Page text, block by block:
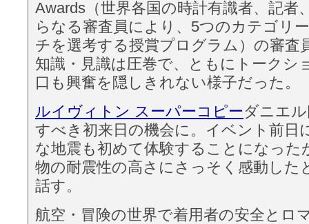
Awards（世界各国の時計有識者、記者
らなる審査員により、5つのカテゴリ
チを選考する授賞プログラム）の審査
知識・見識は圧巻で、ともにトークシ
口も興奮を隠しきれない様子だった。
ルイヴィトン スーパーコピーダニエ
すべき初来日の機会に。イベント前日
な地震も初めて体験することになった
物の耐震性の高さにさっそく感動した
話す。
航空・冒険の世界で着用者の安全とロ